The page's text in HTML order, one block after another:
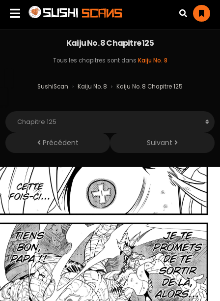
Kaiju No. 8 Chapitre 125
Tous les chapitres sont dans Kaiju No. 8
SushiScan › Kaiju No. 8 › Kaiju No. 8 Chapitre 125
Précédent Suivant